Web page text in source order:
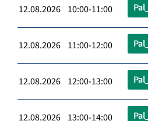
12.08.2026 10:00-11:00
12.08.2026 11:00-12:00
12.08.2026 12:00-13:00
12.08.2026 13:00-14:00